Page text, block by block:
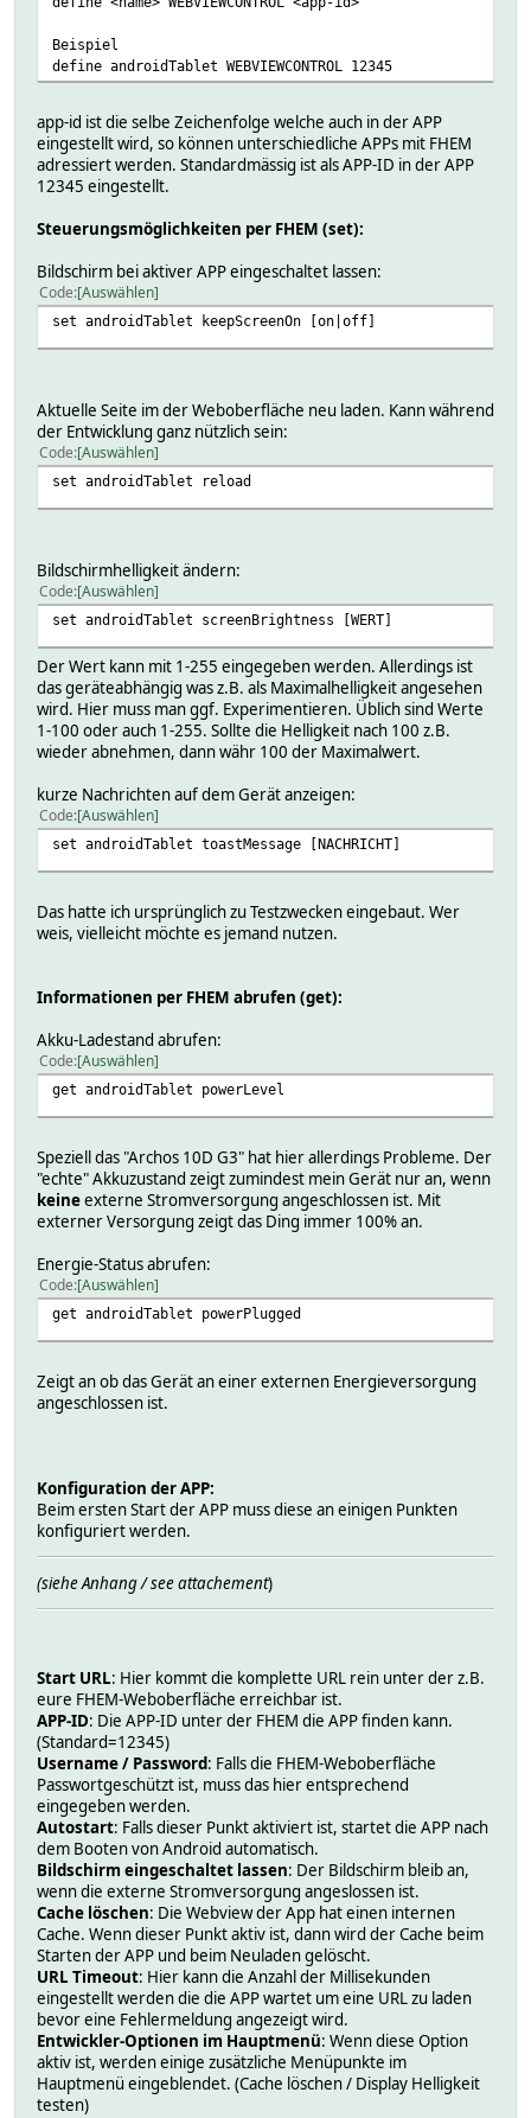
Beispiel
define androidTablet WEBVIEWCONTROL 12345
app-id ist die selbe Zeichenfolge welche auch in der APP
eingestellt wird, so können unterschiedliche APPs mit FHEM
adressiert werden. Standardmässig ist als APP-ID in der APP
12345 eingestellt.
Steuerungsmöglichkeiten per FHEM (set):
Bildschirm bei aktiver APP eingeschaltet lassen:
Code Auswählen
set androidTablet keepScreenOn [on|off]
Aktuelle Seite im der Weboberfläche neu laden. Kann während
der Entwicklung ganz nützlich sein:
Code Auswählen
set androidTablet reload
Bildschirmhelligkeit ändern:
Code Auswählen
set androidTablet screenBrightness [WERT]
Der Wert kann mit 1-255 eingegeben werden. Allerdings ist
das geräteabhängig was z.B. als Maximalhelligkeit angesehen
wird. Hier muss man ggf. Experimentieren. Üblich sind Werte
1-100 oder auch 1-255. Sollte die Helligkeit nach 100 z.B.
wieder abnehmen, dann währ 100 der Maximalwert.
kurze Nachrichten auf dem Gerät anzeigen:
Code Auswählen
set androidTablet toastMessage [NACHRICHT]
Das hatte ich ursprünglich zu Testzwecken eingebaut. Wer
weis, vielleicht möchte es jemand nutzen.
Informationen per FHEM abrufen (get):
Akku-Ladestand abrufen:
Code Auswählen
get androidTablet powerLevel
Speziell das "Archos 10D G3" hat hier allerdings Probleme. Der
"echte" Akkuzustand zeigt zumindest mein Gerät nur an, wenn
keineexterne Stromversorgung angeschlossen ist. Mit
externer Versorgung zeigt das Ding immer 100% an.
Energie-Status abrufen:
Code Auswählen
get androidTablet powerPlugged
Zeigt an ob das Gerät an einer externen Energieversorgung
angeschlossen ist.
Konfiguration der APP:
Beim ersten Start der APP muss diese an einigen Punkten
konfiguriert werden.
(siehe Anhang / see attachement)
Start URL: Hier kommt die komplette URL rein unter der z.B.
eure FHEM-Weboberfläche erreichbar ist.
APP-ID: Die APP-ID unter der FHEM die APP finden kann.
(Standard=12345)
Username / Password: Falls die FHEM-Weboberfläche
Passwortgeschützt ist, muss das hier entsprechend
eingegeben werden.
Autostart: Falls dieser Punkt aktiviert ist, startet die APP nach
dem Booten von Android automatisch.
Bildschirm eingeschaltet lassen: Der Bildschirm bleib an,
wenn die externe Stromversorgung angeslossen ist.
Cache löschen: Die Webview der App hat einen internen
Cache. Wenn dieser Punkt aktiv ist, dann wird der Cache beim
Starten der APP und beim Neuladen gelöscht.
URL Timeout: Hier kann die Anzahl der Millisekunden
eingestellt werden die die APP wartet um eine URL zu laden
bevor eine Fehlermeldung angezeigt wird.
Entwickler-Optionen im Hauptmenü: Wenn diese Option
aktiv ist, werden einige zusätzliche Menüpunkte im
Hauptmenü eingeblendet. (Cache löschen / Display Helligkeit
testen)